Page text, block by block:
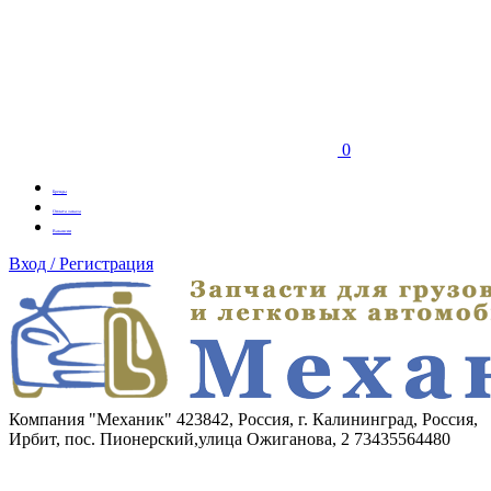
0
Бренды
Оплата заказа
Вакансии
Вход / Регистрация
Компания "Механик" 423842, Россия, г. Калининград, Россия,
Ирбит, пос. Пионерский,улица Ожиганова, 2 73435564480